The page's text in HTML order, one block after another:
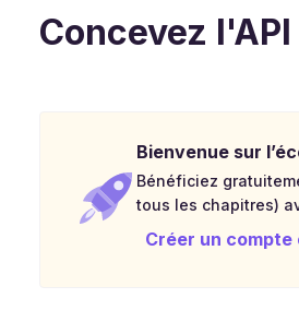
Concevez
Bienvenue sur
Bénéficiez
tous les chapitres)
Créer un